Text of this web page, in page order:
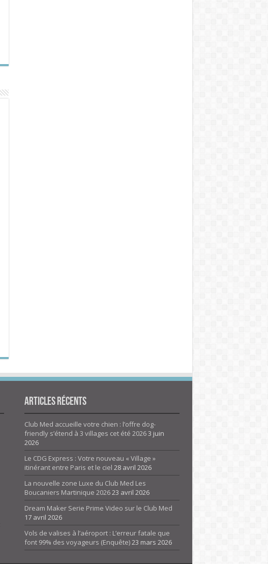
Articles Récents
Club Med accueille votre chien : l’offre dog-
friendly s’étend à 3 villages cet été 20263 juin
2026
Le CDG Express : Votre nouveau « Village »
itinérant entre Paris et le ciel 28 avril 2026
La nouvelle zone Luxe du Club Med Les
Boucaniers Martinique 202623 avril 2026
Dream Maker Serie Prime Video sur le Club Med
17 avril 2026
Vols de valises à l’aéroport : L’erreur fatale que
font 99% des voyageurs (Enquête)23 mars 2026